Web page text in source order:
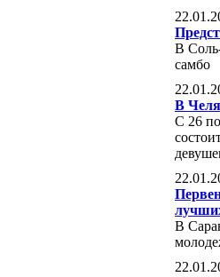
В
самбо
В
С 26
В